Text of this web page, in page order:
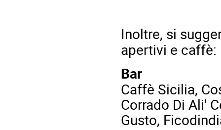
Inoltre, si
apertivi e caffè:
Bar
Caffè Sicilia,
Corrado Di Ali'
Gusto,